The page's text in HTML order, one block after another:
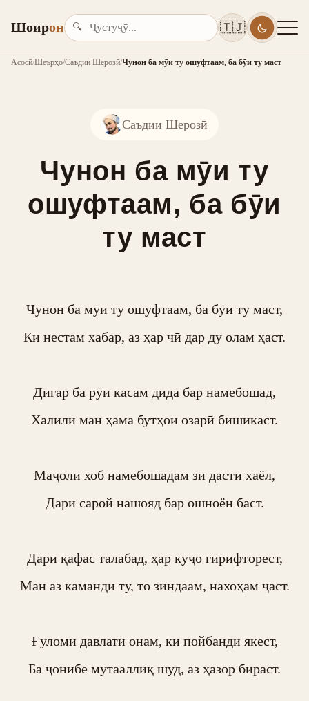
Шоирон 🔍 🇹🇯
Асосӣ/Шеърҳо/Саъдии Шерозӣ/Чунон ба мӯи ту ошуфтаам, ба бӯи ту маст
Саъдии Шерозӣ
Чунон ба мӯи ту
ошуфтаам, ба бӯи
ту маст
Чунон ба мӯи ту ошуфтаам, ба бӯи ту маст,
Ки нестам хабар, аз ҳар чӣ дар ду олам ҳаст.
Дигар ба рӯи касам дида бар намебошад,
Халили ман ҳама бутҳои озарӣ бишикаст.
Маҷоли хоб намебошадам зи дасти хаёл,
Дари сарой нашояд бар ошноён баст.
Дари қафас талабад, ҳар куҷо гирифторест,
Ман аз каманди ту, то зиндаам, нахоҳам ҷаст.
Ғуломи давлати онам, ки пойбанди якест,
Ба ҷонибе мутааллиқ шуд, аз ҳазор бираст.